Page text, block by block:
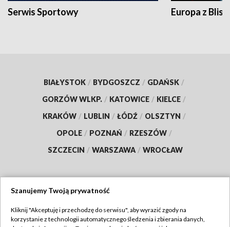
Serwis Sportowy Europa z
BIAŁYSTOK / BYDGOSZCZ / GDAŃSK /
GORZÓW WLKP. / KATOWICE / KIELCE /
KRAKÓW / LUBLIN / ŁÓDŹ / OLSZTYN /
OPOLE / POZNAŃ / RZESZÓW /
SZCZECIN / WARSZAWA / WROCŁAW
TVP
Szanujemy Twoją prywatność
Kliknij "Akceptuję i przechodzę do serwisu", aby wyrazić zgody na
korzystanie z technologii automatycznego śledzenia i zbierania danych,